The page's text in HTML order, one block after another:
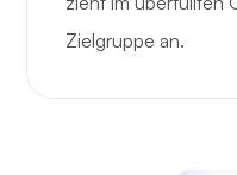
Zielgruppe an.